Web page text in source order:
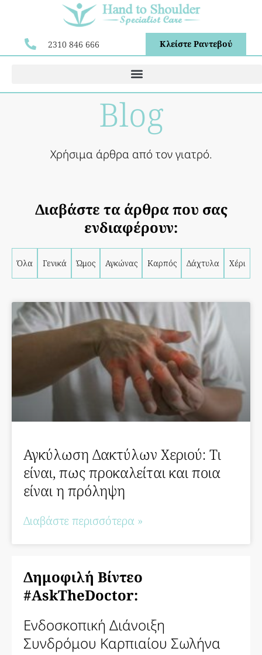
2310 846 666 Κλείστε Ραντεβού
Blog
Χρήσιμα άρθρα από τον γιατρό.
Διαβάστε τα άρθρα που σας
ενδιαφέρουν:
Όλα Γενικά Ώμος Αγκώνας Καρπός Δάχτυλα Χέρι
Αγκύλωση Δακτύλων Χεριού: Τι
είναι, πως προκαλείται και ποια
είναι η πρόληψη
Διαβάστε περισσότερα »
Δημοφιλή Βίντεο
#AskTheDoctor:
Ενδοσκοπική Διάνοιξη
Συνδρόμου Καρπιαίου Σωλήνα